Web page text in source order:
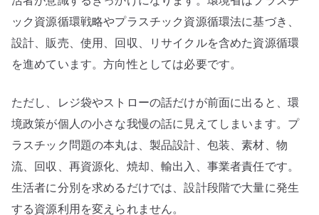
ック資源循環戦略やプラスチック資源循環法に基づき、
設計、販売、使用、回収、リサイクルを含めた資源循環
を進めています。方向性としては必要です。
ただし、レジ袋やストローの話だけが前面に出ると、環
境政策が個人の小さな我慢の話に見えてしまいます。プ
ラスチック問題の本丸は、製品設計、包装、素材、物
流、回収、再資源化、焼却、輸出入、事業者責任です。
生活者に分別を求めるだけでは、設計段階で大量に発生
する資源利用を変えられません。